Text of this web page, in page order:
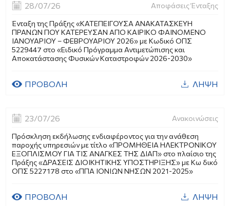
28/07/26 Αποφάσεις Ένταξης
Ένταξη της Πράξης «ΚΑΤΕΠΕΙΓΟΥΣΑ ΑΝΑΚΑΤΑΣΚΕΥΗ
ΠΡΑΝΩΝ ΠΟΥ ΚΑΤΕΡΕΥΣΑΝ ΑΠΟ ΚΑΙΡΙΚΟ ΦΑΙΝΟΜΕΝΟ
ΙΑΝΟΥΑΡΙΟΥ – ΦΕΒΡΟΥΑΡΙΟΥ 2026» με Κωδικό ΟΠΣ
5229447 στο «Ειδικό Πρόγραμμα Αντιμετώπισης και
Αποκατάστασης Φυσικών Καταστροφών 2026-2030»
ΠΡΟΒΟΛΗ ΛΗΨΗ
23/07/26 Ανακοινώσεις
Πρόσκληση εκδήλωσης ενδιαφέροντος για την ανάθεση
παροχής υπηρεσιών με τίτλο «ΠΡΟΜΗΘΕΙΑ ΗΛΕΚΤΡΟΝΙΚΟΥ
ΕΞΟΠΛΙΣΜΟΥ ΓΙΑ ΤΙΣ ΑΝΑΓΚΕΣ ΤΗΣ ΔΙΑΠ» στο πλαίσιο της
Πράξης «ΔΡΑΣΕΙΣ ΔΙΟΙΚΗΤΙΚΗΣ ΥΠΟΣΤΗΡΙΞΗΣ» με Κω δικό
ΟΠΣ 5227178 στο «ΠΠΑ ΙΟΝΙΩΝ ΝΗΣΩΝ 2021-2025»
ΠΡΟΒΟΛΗ ΛΗΨΗ